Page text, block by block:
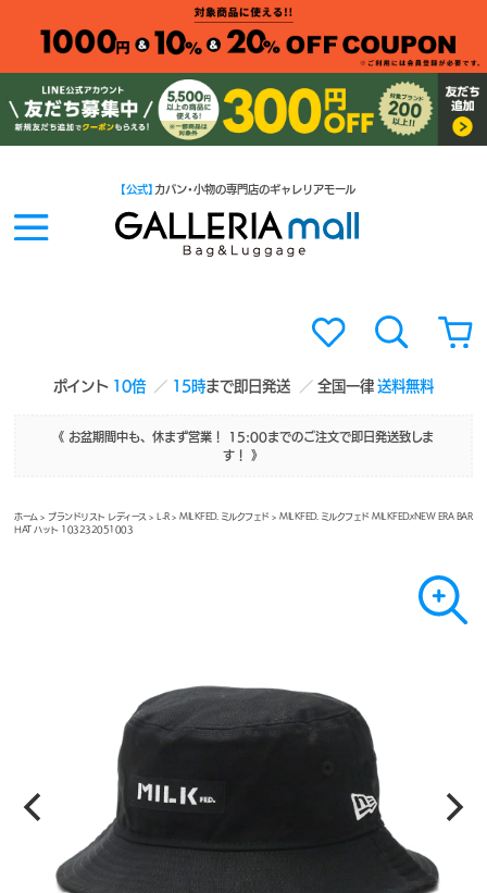
ポイント 10倍 15時まで即日発送 全国一律送料無料
【公式】 カバン・小物の専門店のギャレリアモール
《 お盆期間中も、休まず営業！ 15:00までのご注文で即日発送致しま
す！ 》
ホーム >ブランドリスト レディース > L-R>MILKFED. ミルクフェド > MILKFED. ミルクフェド MILKFED.xNEW ERA BAR
HAT ハット 103232051003